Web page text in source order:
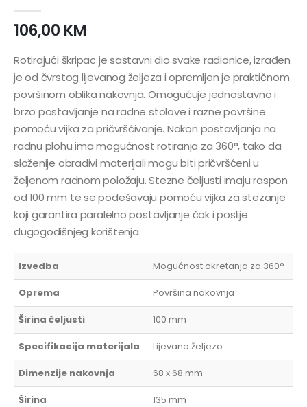
106,00 KM
Rotirajući škripac je sastavni dio svake radionice, izrađen
je od čvrstog lijevanog željeza i opremljen je praktičnom
površinom oblika nakovnja. Omogućuje jednostavno i
brzo postavljanje na radne stolove i razne površine
pomoću vijka za pričvršćivanje. Nakon postavljanja na
radnu plohu ima mogućnost rotiranja za 360°, tako da
složenije obradivi materijali mogu biti pričvršćeni u
željenom radnom položaju. Stezne čeljusti imaju raspon
od 100 mm te se podešavaju pomoću vijka za stezanje
koji garantira paralelno postavljanje čak i poslije
dugogodišnjeg korištenja.
Izvedba Mogućnost okretanja za 360°
Oprema Površina nakovnja
Širina čeljusti 100 mm
Specifikacija materijala Lijevano željezo
Dimenzije nakovnja 68 x 68 mm
Širina 135 mm